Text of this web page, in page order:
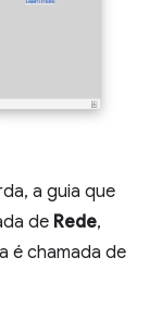
a guia que
de Rede,
é chamada de